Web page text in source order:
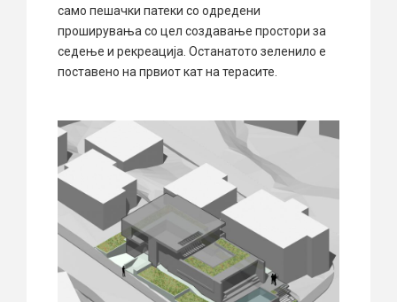
само пешачки патеки со одредени
проширувања со цел создавање простори за
седење и рекреација. Останатото зеленило е
поставено на првиот кат на терасите.